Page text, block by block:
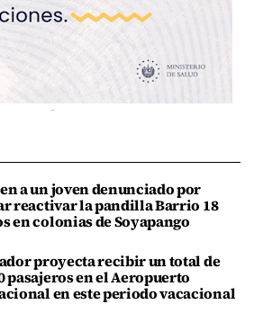
a un joven denunciado por
reactivar la pandilla Barrio 18
en colonias de Soyapango
proyecta recibir un total de
pasajeros en el Aeropuerto
en este periodo vacacional